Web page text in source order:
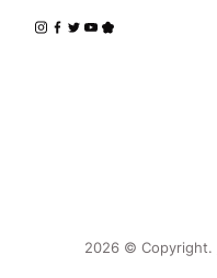
2026 © Copyright.